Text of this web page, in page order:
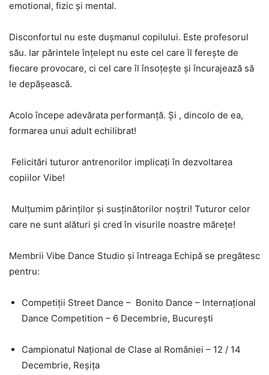
emotional, fizic și mental.
Disconfortul nu este dușmanul copilului. Este profesorul
său. Iar părintele înțelept nu este cel care îl ferește de
fiecare provocare, ci cel care îl însoțește și încurajează să
le depășească.
Acolo începe adevărata performanță. Și , dincolo de ea,
formarea unui adult echilibrat!
Felicitări tuturor antrenorilor implicați în dezvoltarea
copiilor Vibe!
Mulțumim părinților și susținătorilor noștri! Tuturor celor
care ne sunt alături și cred în visurile noastre mărețe!
Membrii Vibe Dance Studio și întreaga Echipă se pregătesc
pentru:
Competiții Street Dance – Bonito Dance – Internațional
Dance Competition – 6 Decembrie, București
Campionatul Național de Clase al României – 12 / 14
Decembrie, Reșița